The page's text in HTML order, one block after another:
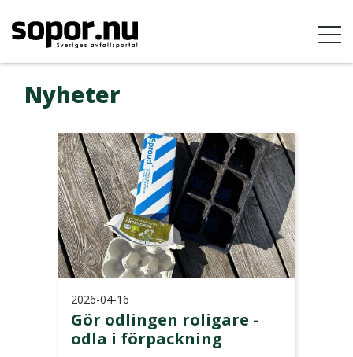
Nyheter
2026-04-16
Gör odlingen roligare -
odla i förpackning